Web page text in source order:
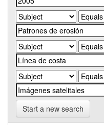
Start a new search